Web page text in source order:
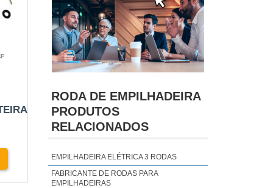
RODA DE EMPILHADEIRA
PRODUTOS
RELACIONADOS
EMPILHADEIRA ELÉTRICA 3 RODAS
FABRICANTE DE RODAS PARA
EMPILHADEIRAS